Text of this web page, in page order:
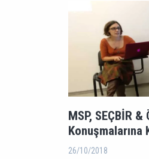
MSP, SEÇBİR
Konuşmalarına
26/10/2018